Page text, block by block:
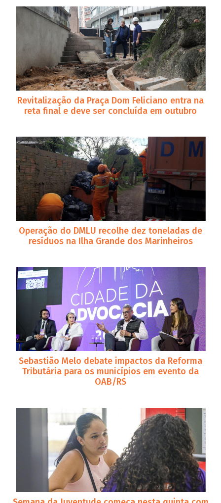
Revitalização da Praça Dom Feliciano entra na
reta final e deve ser concluída em outubro
Operação do DMLU recolhe dez toneladas de
resíduos na Ilha Grande dos Marinheiros
Sebastião Melo debate impactos da Reforma
Tributária para os municípios em evento da
OAB/RS